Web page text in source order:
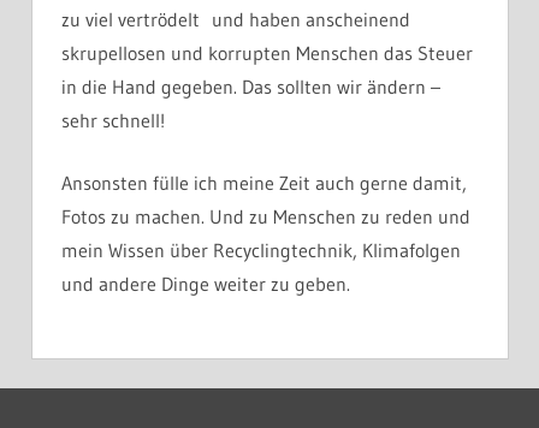
zu viel vertrödelt und haben anscheinend
skrupellosen und korrupten Menschen das Steuer
in die Hand gegeben. Das sollten wir ändern –
sehr schnell!
Ansonsten fülle ich meine Zeit auch gerne damit,
Fotos zu machen. Und zu Menschen zu reden und
mein Wissen über Recyclingtechnik, Klimafolgen
und andere Dinge weiter zu geben.